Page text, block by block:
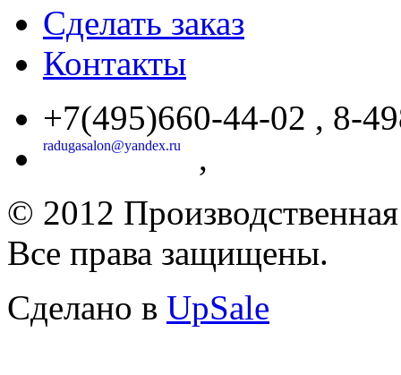
Сделать заказ
Контакты
+7(495)660-44-02 , 8-
radugasalon@yandex.ru
,
© 2012
Все права защищены.
Cделано в UpSale